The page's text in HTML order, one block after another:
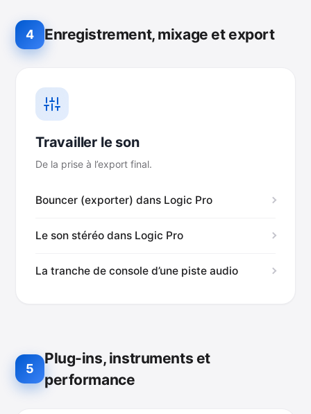
4 Enregistrement, mixage et export
Travailler le son
De la prise à l’export final.
Bouncer (exporter) dans Logic Pro
Le son stéréo dans Logic Pro
La tranche de console d’une piste audio
5
Plug-ins, instruments et
performance